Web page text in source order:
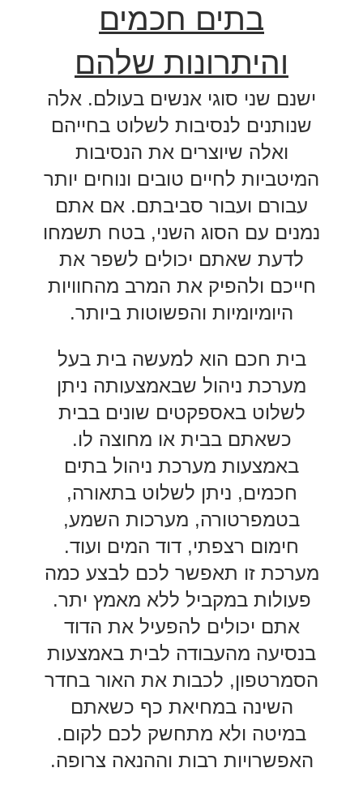
בתים חכמים
והיתרונות שלהם
ישנם שני סוגי אנשים בעולם. אלה
שנותנים לנסיבות לשלוט בחייהם
ואלה שיוצרים את הנסיבות
המיטביות לחיים טובים ונוחים יותר
עבורם ועבור סביבתם. אם אתם
נמנים עם הסוג השני, בטח תשמחו
לדעת שאתם יכולים לשפר את
חייכם ולהפיק את המרב מהחוויות
היומיומיות והפשוטות ביותר.
בית חכם הוא למעשה בית בעל
מערכת ניהול שבאמצעותה ניתן
לשלוט באספקטים שונים בבית
כשאתם בבית או מחוצה לו.
באמצעות מערכת ניהול בתים
חכמים, ניתן לשלוט בתאורה,
בטמפרטורה, מערכות השמע,
חימום רצפתי, דוד המים ועוד.
מערכת זו תאפשר לכם לבצע כמה
פעולות במקביל ללא מאמץ יתר.
אתם יכולים להפעיל את הדוד
בנסיעה מהעבודה לבית באמצעות
הסמרטפון, לכבות את האור בחדר
השינה במחיאת כף כשאתם
במיטה ולא מתחשק לכם לקום.
האפשרויות רבות וההנאה צרופה.